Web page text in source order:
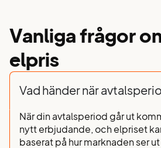
Vanliga frågor
elpris
Vad händer när
När din avtalsperiod går ut
nytt erbjudande, och elpriset
baserat på hur marknaden ser